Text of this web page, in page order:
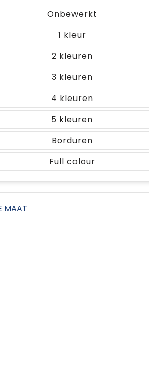
Onbewerkt
1
2
3
4
5
Borduren
Full colour
MAAT